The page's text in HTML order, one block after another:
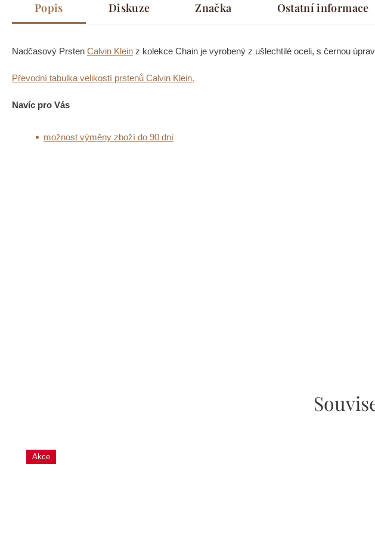
Akce
Popis Diskuze Značka Ostatní informace
Nadčasový Prsten Calvin Klein z kolekce Chain je vyrobený z ušlechtilé oceli, s černou
Převodní tabulka velikostí prstenů Calvin Klein.
Navíc pro Vás
možnost výměny zboží do 90 dní